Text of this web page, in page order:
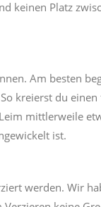
keinen Platz
Am besten
kreierst du
mittlerweile
ist.
werden. Wir